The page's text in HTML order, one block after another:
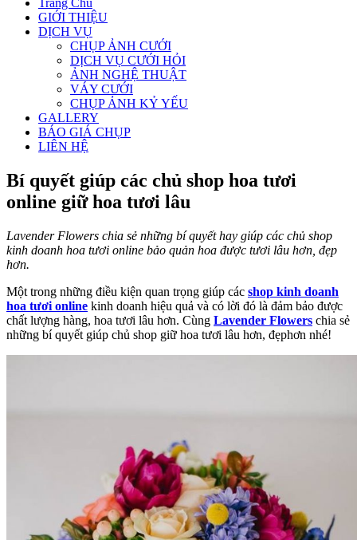
GIỚI THIỆU
DỊCH VỤ
CHỤP ẢNH CƯỚI
DỊCH VỤ CƯỚI HỎI
ẢNH NGHỆ THUẬT
VÁY CƯỚI
CHỤP ẢNH KỶ YẾU
GALLERY
BÁO GIÁ CHỤP
LIÊN HỆ
Bí quyết giúp các chủ shop hoa tươi
online giữ hoa tươi lâu
Lavender Flowers chia sẻ những bí quyết hay giúp các chủ shop
kinh doanh hoa tươi online bảo quản hoa được tươi lâu hơn, đẹp
hơn.
Một trong những điều kiện quan trọng giúp các shop kinh doanh
hoa tươi online kinh doanh hiệu quả và có lời đó là đảm bảo được
chất lượng hàng, hoa tươi lâu hơn. Cùng Lavender Flowers chia sẻ
những bí quyết giúp chủ shop giữ hoa tươi lâu hơn, đẹphơn nhé!